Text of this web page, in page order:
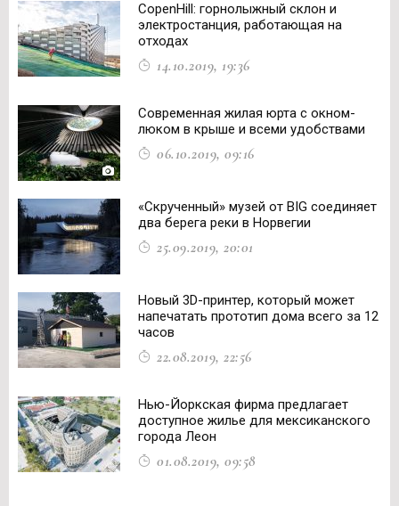
CopenHill: горнолыжный склон и
электростанция, работающая на
отходах
14.10.2019, 19:36
Современная жилая юрта с окном-
люком в крыше и всеми удобствами
06.10.2019, 09:16
«Скрученный» музей от BIG соединяет
два берега реки в Норвегии
25.09.2019, 20:01
Новый 3D-принтер, который может
напечатать прототип дома всего за 12
часов
22.08.2019, 22:56
Нью-Йоркская фирма предлагает
доступное жилье для мексиканского
города Леон
01.08.2019, 09:58